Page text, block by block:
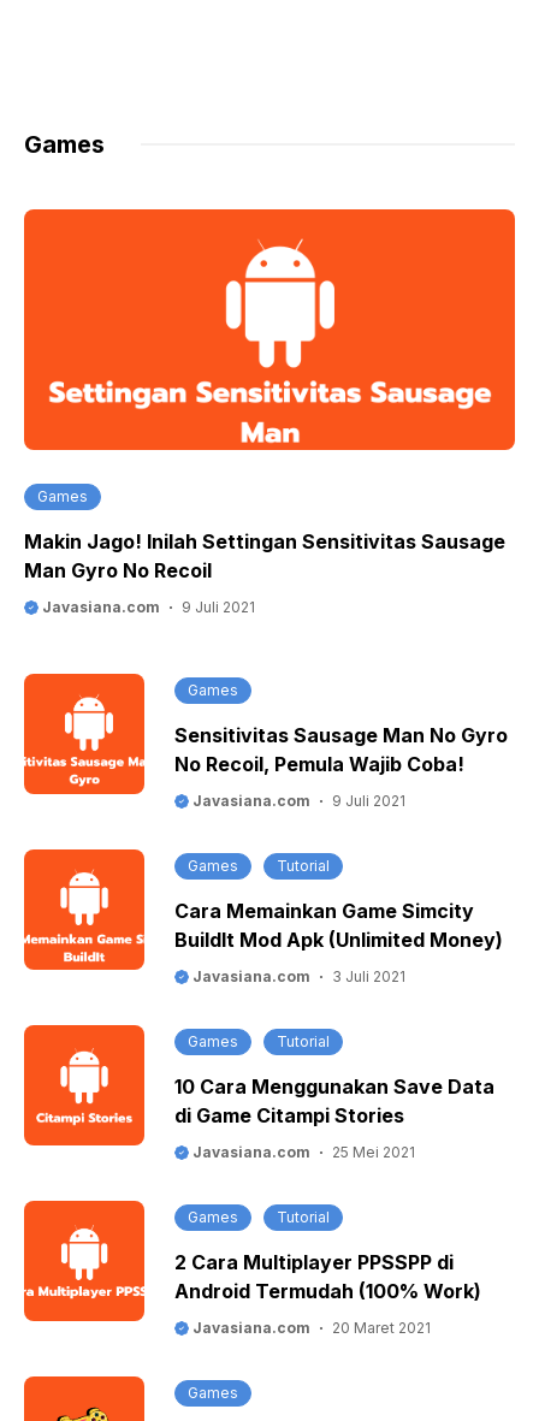
Games
Games
Makin Jago! Inilah Settingan Sensitivitas Sausage
Man Gyro No Recoil
Javasiana.com 9 Juli 2021
Games
Sensitivitas Sausage Man No Gyro
No Recoil, Pemula Wajib Coba!
Javasiana.com 9 Juli 2021
Games Tutorial
Cara Memainkan Game Simcity
BuildIt Mod Apk (Unlimited Money)
Javasiana.com 3 Juli 2021
Games Tutorial
10 Cara Menggunakan Save Data
di Game Citampi Stories
Javasiana.com 25 Mei 2021
Games Tutorial
2 Cara Multiplayer PPSSPP di
Android Termudah (100% Work)
Javasiana.com 20 Maret 2021
Games